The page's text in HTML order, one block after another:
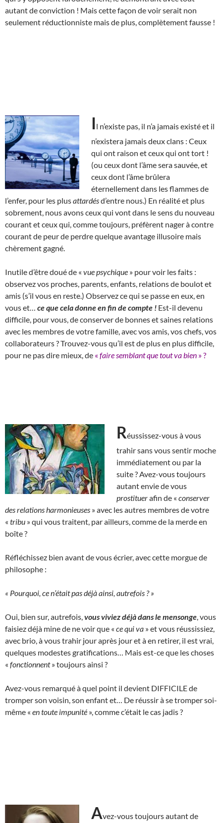
autant de conviction ! Mais cette façon de voir serait non
seulement réductionniste mais de plus, complètement fausse !
Il n’existe pas, il n’a jamais existé et il
n’existera jamais deux clans : Ceux
qui ont raison et ceux qui ont tort !
(ou ceux dont l’âme sera sauvée, et
ceux dont l’âme brûlera
éternellement dans les flammes de
l’enfer, pour les plusattardésd’entre nous.) En réalité et plus
sobrement, nous avons ceux qui vont dans le sens du nouveau
courant et ceux qui, comme toujours, préfèrent nager à contre
courant de peur de perdre quelque avantage illusoire mais
chèrement gagné.
Inutile d’être doué de « vue psychique » pour voir les faits :
observez vos proches, parents, enfants, relations de boulot et
amis (s’il vous en reste.) Observez ce qui se passe en eux, en
vous et… ce que cela donne en fin de compte ! Est-il devenu
difficile, pour vous, de conserver de bonnes et saines relations
avec les membres de votre famille, avec vos amis, vos chefs, vos
collaborateurs ? Trouvez-vous qu’il est de plus en plus difficile,
pour ne pas dire mieux, de « faire semblant que tout va bien » ?
Réussissez-vous à vous
trahir sans vous sentir moche
immédiatement ou par la
suite ? Avez-vous toujours
autant envie de vous
prostituerafin de « conserver
des relations harmonieuses » avec les autres membres de votre
« tribu » qui vous traitent, par ailleurs, comme de la merde en
boîte ?
Réfléchissez bien avant de vous écrier, avec cette morgue de
philosophe :
« Pourquoi, ce n’était pas déjà ainsi, autrefois ? »
Oui, bien sur, autrefois, vous viviez déjà dans le mensonge , vous
faisiez déjà mine de ne voir que « ce qui va » et vous réussissiez,
avec brio, à vous trahir jour après jour et à en retirer, il est vrai,
quelques modestes gratifications… Mais est-ce que les choses
« fonctionnent» toujours ainsi ?
Avez-vous remarqué à quel point il devient DIFFICILE de
tromper son voisin, son enfant et… De réussir à se tromper soi-
même « en toute impunité », comme c’était le cas jadis ?
Avez-vous toujours autant de